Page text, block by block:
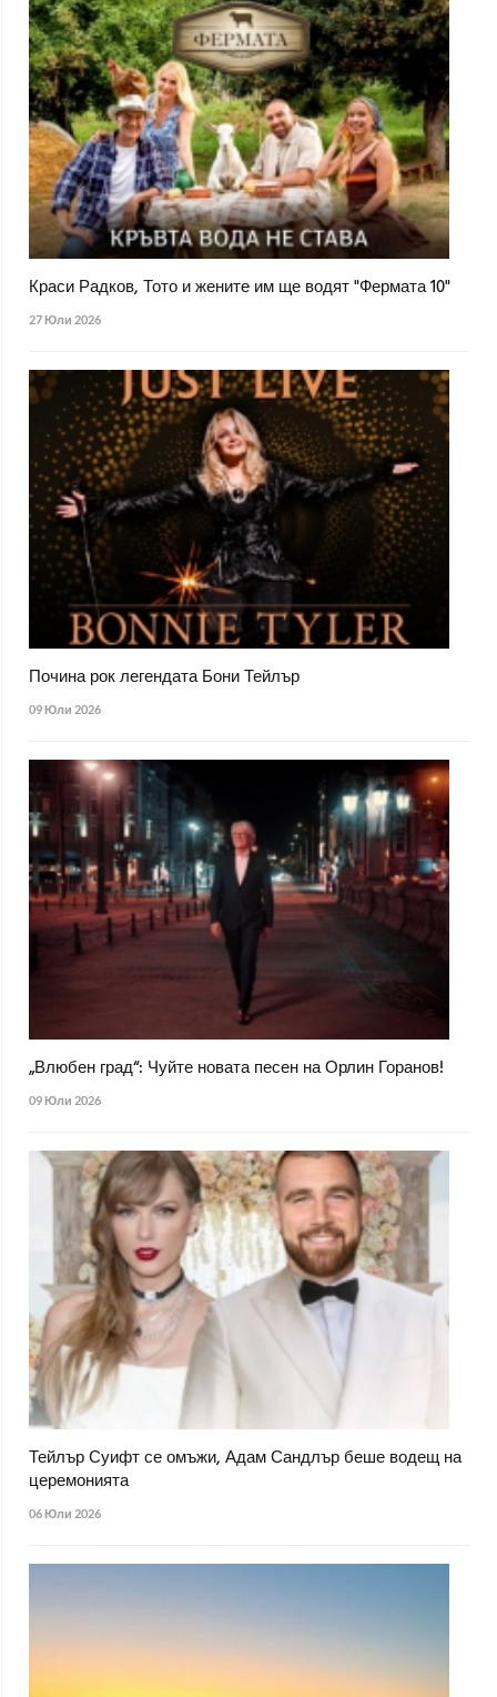
Краси Радков, Тото и жените им ще водят "Фермата 10"
27 Юли 2026
Почина рок легендата Бони Тейлър
09 Юли 2026
„Влюбен град“: Чуйте новата песен на Орлин Горанов!
09 Юли 2026
Тейлър Суифт се омъжи, Адам Сандлър беше водещ на
церемонията
06 Юли 2026